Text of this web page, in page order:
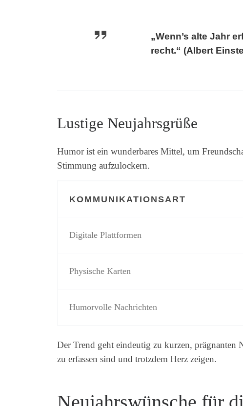
„Wenn’s alte Jahr
recht.“ (Albert
Lustige Neujahrsgrüße
Humor ist ein wunderbares Mittel, um
Stimmung aufzulockern.
KOMMUNIKATIONSART
Digitale Plattformen
Physische Karten
Humorvolle Nachrichten
Der Trend geht eindeutig zu kurzen, prägnanten
zu erfassen sind und trotzdem Herz zeigen.